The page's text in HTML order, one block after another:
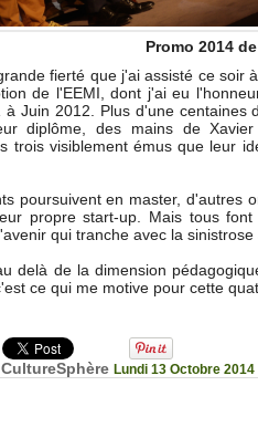
Promo 2014
fierté que j'ai assisté ce soir
de l'EEMI, dont j'ai eu
à Juin 2012. Plus d'une centaines
diplôme, des mains de
trois visiblement émus que leur
poursuivent en master, d'autres
propre start-up. Mais tous
qui tranche avec la sinistrose
delà de la dimension
ce qui me motive pour cette
CultureSphère Lundi 13 Octobre 2014